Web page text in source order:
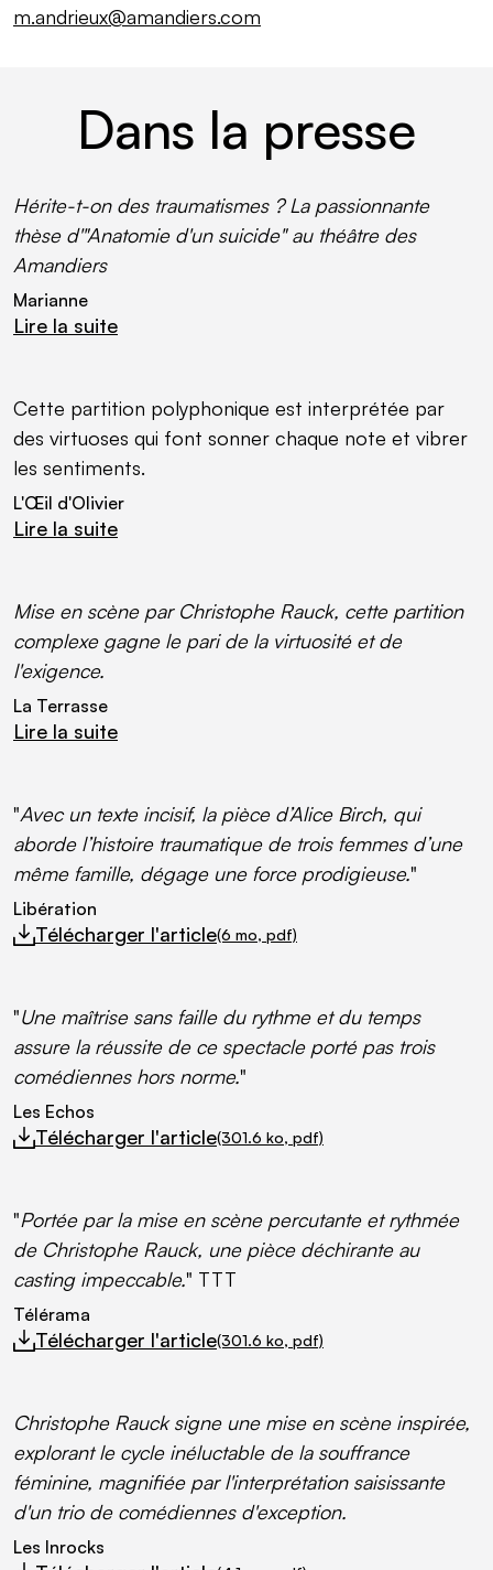
m.andrieux@amandiers.com
Dans la presse
Hérite-t-on des traumatismes ? La passionnante
thèse d'"Anatomie d'un suicide" au théâtre des
Amandiers
Marianne
Lire la suite(lien externe)
Cette partition polyphonique est interprétée par
des virtuoses qui font sonner chaque note et vibrer
les sentiments.
L'Œil d'Olivier
Lire la suite(lien externe)
Mise en scène par Christophe Rauck, cette partition
complexe gagne le pari de la virtuosité et de
l'exigence.
La Terrasse
Lire la suite(lien externe)
"Avec un texte incisif, la pièce d’Alice Birch, qui
aborde l’histoire traumatique de trois femmes d’une
même famille, dégage une force prodigieuse."
Libération
Télécharger l'article(6 mo, pdf)
Débutera le téléchargement
"Une maîtrise sans faille du rythme et du temps
assure la réussite de ce spectacle porté pas trois
comédiennes hors norme."
Les Echos
Télécharger l'article(301.6 ko, pdf)
Débutera le téléchargement
"Portée par la mise en scène percutante et rythmée
de Christophe Rauck, une pièce déchirante au
casting impeccable." TTT
Télérama
Télécharger l'article(301.6 ko, pdf)
Débutera le téléchargement
Christophe Rauck signe une mise en scène inspirée,
explorant le cycle inéluctable de la souffrance
féminine, magnifiée par l'interprétation saisissante
d'un trio de comédiennes d'exception.
Les Inrocks